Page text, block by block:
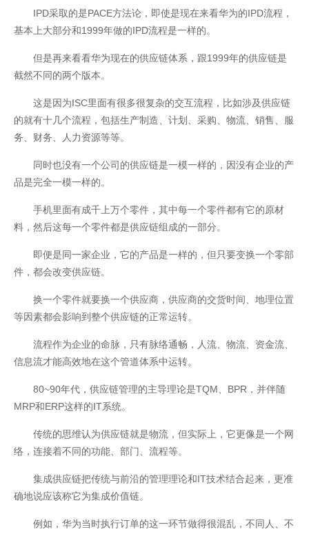
开云全站体验棒
IPD采取的是PACE方法论，即使是现在来看华为的IPD流程，
基本上大部分和1999年做的IPD流程是一样的。
但是再来看看华为现在的供应链体系，跟1999年的供应链是
截然不同的两个版本。
这是因为ISC里面有很多很复杂的交互流程，比如涉及供应链
的就有十几个流程，包括生产制造、计划、采购、物流、销售、服
务、财务、人力资源等等。
同时也没有一个公司的供应链是一模一样的，因没有企业的产
品是完全一模一样的。
手机里面有成千上万个零件，其中每一个零件都有它的原材
料，然后这每一个零件都是供应链组成的一部分。
即便是同一家企业，它的产品是一样的，但只要变换一个零部
件，都会改变供应链。
换一个零件就要换一个供应商，供应商的交货时间、地理位置
等因素都会影响到整个供应链的正常运转。
流程作为企业的命脉，只有脉络通畅，人流、物流、资金流、
信息流才能高效地在这个管道体系中运转。
80~90年代，供应链管理的主导理论是TQM、BPR，并伴随
MRP和ERP这样的IT系统。
传统的思维认为供应链就是物流，但实际上，它更像是一个网
络，连接着不同的功能、部门、流程等。
集成供应链把传统与前沿的管理理论和IT技术结合起来，更准
确地说应该称它为集成价值链。
例如，华为当时执行订单的这一环节做得很混乱，不同人、不